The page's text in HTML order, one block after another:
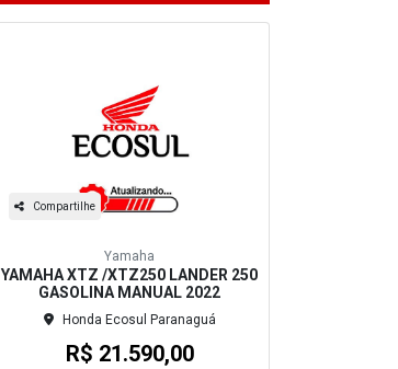
Compartilhe
Yamaha
YAMAHA XTZ /XTZ250 LANDER 250
GASOLINA MANUAL 2022
Honda Ecosul Paranaguá
R$ 21.590,00